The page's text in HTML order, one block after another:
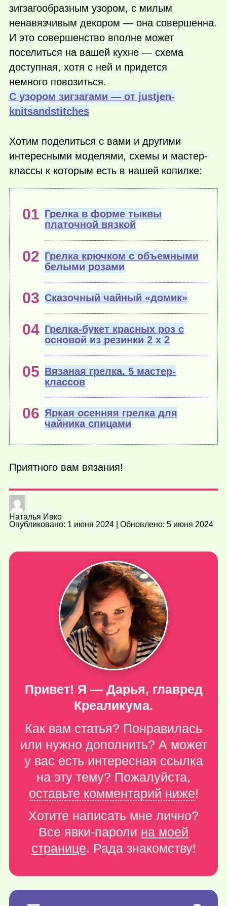
зигзагообразным узором, с милым
ненавязчивым декором — она совершенна.
И это совершенство вполне может
поселиться на вашей кухне — схема
доступная, хотя с ней и придется
немного повозиться.
С узором зигзагами — от justjen-
knitsandstitches
Хотим поделиться с вами и другими
интересными моделями, схемы и мастер-
классы к которым есть в нашей копилке:
Грелка в форме тыквы
платочной вязкой
Грелка крючком с объемными
белыми розами
Сказочный чайный «домик»
Грелка-букет красных роз с
основой из резинки 2 х 2
Вязаная грелка. 5 мастер-
классов
Яркая осенняя грелка для
чайника спицами
Приятного вам вязания!
Наталья Ивко
Опубликовано: 1 июня 2024 | Обновлено: 5 июня 2024
Привет! Я — Дарья, главред
Креаликума.
Как вам статья? Понравилась
или нужно дополнить? А может
у вас есть интересная ссылка
на эту тему? Пожалуйста,
оставьте комментарий ниже!
Хотите написать мне лично?
Все явки-пароли на моей
странице. Рада знакомству!